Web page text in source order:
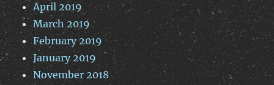
April 2019
March 2019
February 2019
January 2019
November 2018